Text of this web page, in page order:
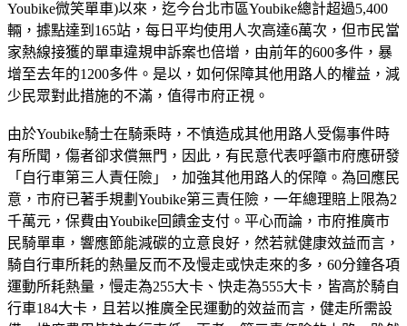
Youbike微笑單車)以來，迄今台北市區Youbike總計超過5,400
輛，據點達到165站，每日平均使用人次高達6萬次，但市民當
家熱線接獲的單車違規申訴案也倍增，由前年的600多件，暴
增至去年的1200多件。是以，如何保障其他用路人的權益，減
少民眾對此措施的不滿，值得市府正視。
由於Youbike騎士在騎乘時，不慎造成其他用路人受傷事件時
有所聞，傷者卻求償無門，因此，有民意代表呼籲市府應研發
「自行車第三人責任險」，加強其他用路人的保障。為回應民
意，市府已著手規劃Youbike第三責任險，一年總理賠上限為2
千萬元，保費由Youbike回饋金支付。平心而論，市府推廣市
民騎單車，響應節能減碳的立意良好，然若就健康效益而言，
騎自行車所耗的熱量反而不及慢走或快走來的多，60分鐘各項
運動所耗熱量，慢走為255大卡、快走為555大卡，皆高於騎自
行車184大卡，且若以推廣全民運動的效益而言，健走所需設